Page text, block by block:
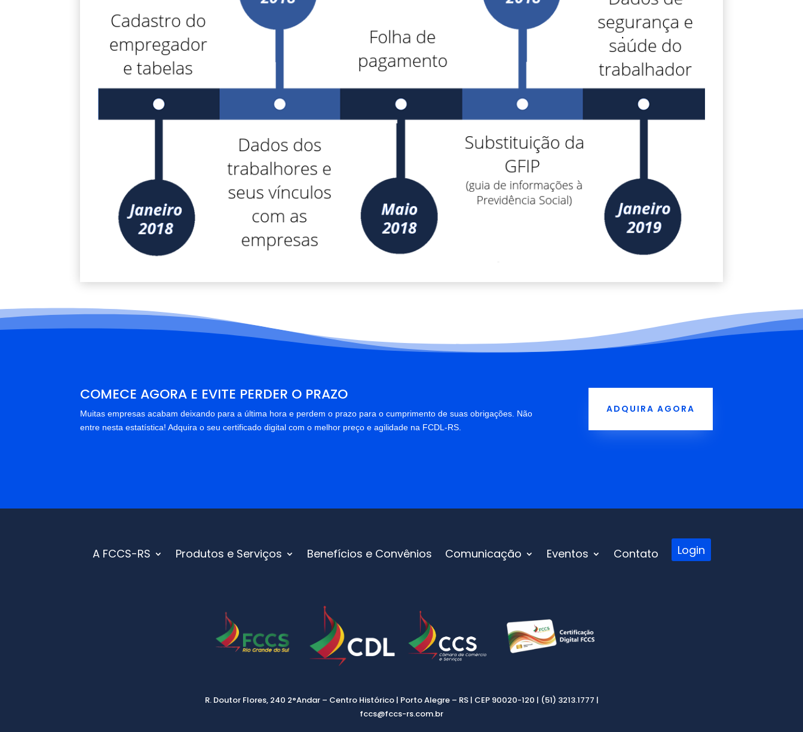
COMECE AGORA E EVITE PERDER O PRAZO
Muitas empresas acabam deixando para a última hora e perdem o prazo para o cumprimento de suas obrigações. Não
entre nesta estatística! Adquira o seu certificado digital com o melhor preço e agilidade na FCDL-RS.
ADQUIRA AGORA
A FCCS-RS Produtos e Serviços Benefícios e Convênios Comunicação Eventos Contato Login
R. Doutor Flores, 240 2°Andar – Centro Histórico | Porto Alegre – RS | CEP 90020-120 | (51) 3213.1777 |
fccs@fccs-rs.com.br